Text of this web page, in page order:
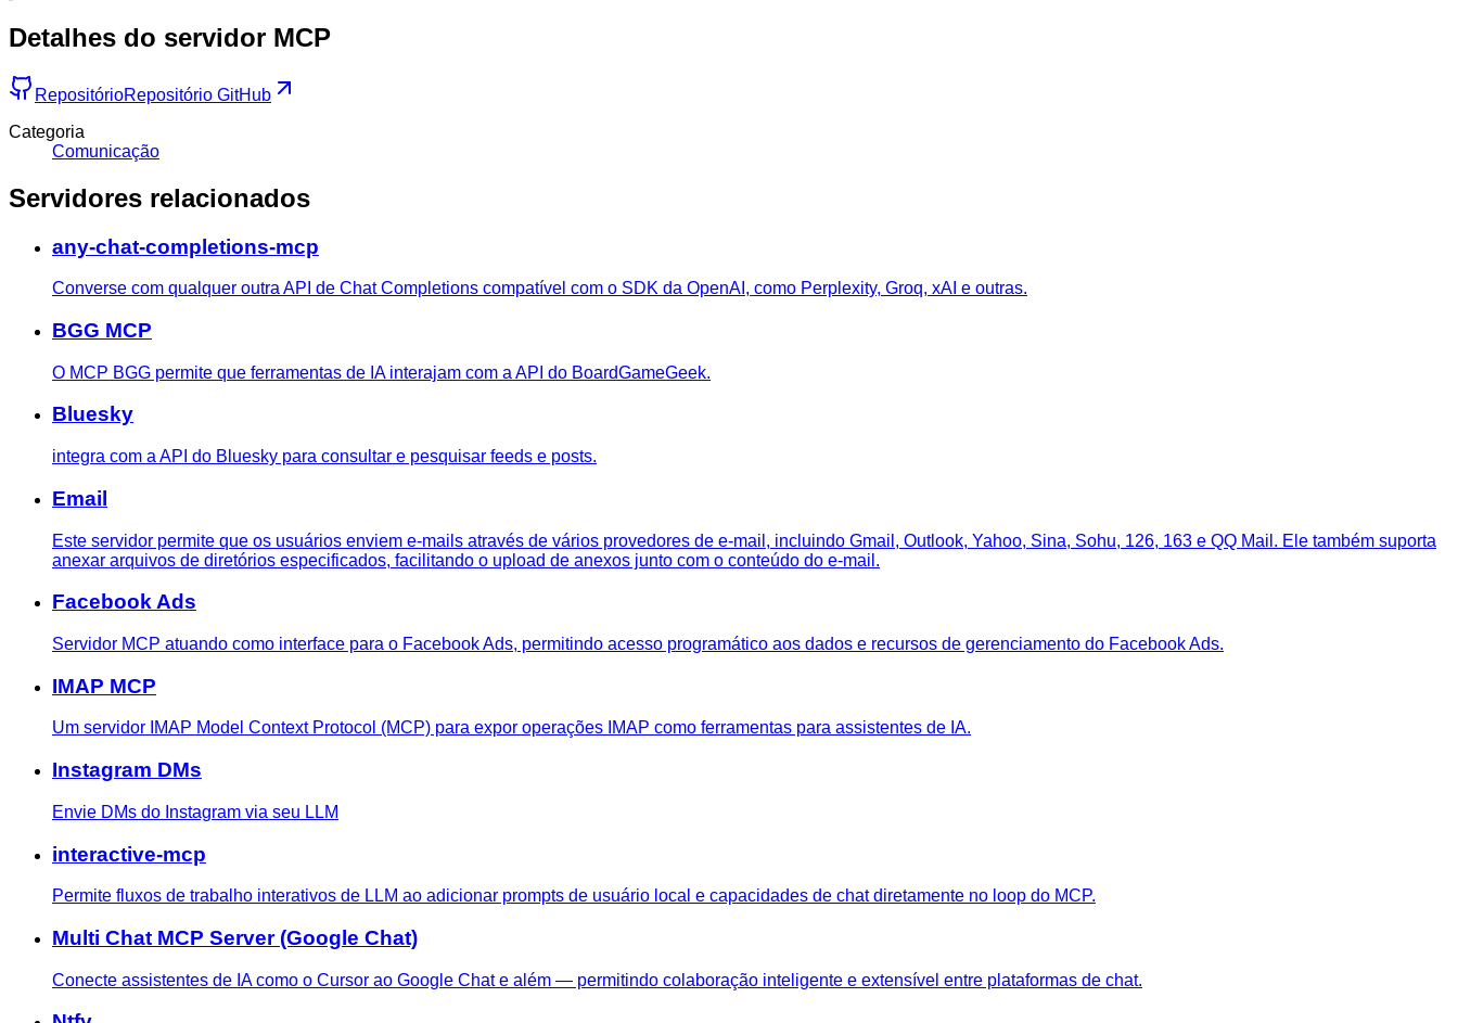
Detalhes do servidor MCP
RepositórioRepositório GitHub
Categoria
Comunicação
Servidores relacionados
any-chat-completions-mcp
Converse com qualquer outra API de Chat Completions compatível com o SDK da OpenAI, como Perplexity, Groq, xAI e outras.
BGG MCP
O MCP BGG permite que ferramentas de IA interajam com a API do BoardGameGeek.
Bluesky
integra com a API do Bluesky para consultar e pesquisar feeds e posts.
Email
Este servidor permite que os usuários enviem e-mails através de vários provedores de e-mail, incluindo Gmail, Outlook, Yahoo, Sina, Sohu, 126, 163 e QQ Mail. Ele também suporta
anexar arquivos de diretórios especificados, facilitando o upload de anexos junto com o conteúdo do e-mail.
Facebook Ads
Servidor MCP atuando como interface para o Facebook Ads, permitindo acesso programático aos dados e recursos de gerenciamento do Facebook Ads.
IMAP MCP
Um servidor IMAP Model Context Protocol (MCP) para expor operações IMAP como ferramentas para assistentes de IA.
Instagram DMs
Envie DMs do Instagram via seu LLM
interactive-mcp
Permite fluxos de trabalho interativos de LLM ao adicionar prompts de usuário local e capacidades de chat diretamente no loop do MCP.
Multi Chat MCP Server (Google Chat)
Conecte assistentes de IA como o Cursor ao Google Chat e além — permitindo colaboração inteligente e extensível entre plataformas de chat.